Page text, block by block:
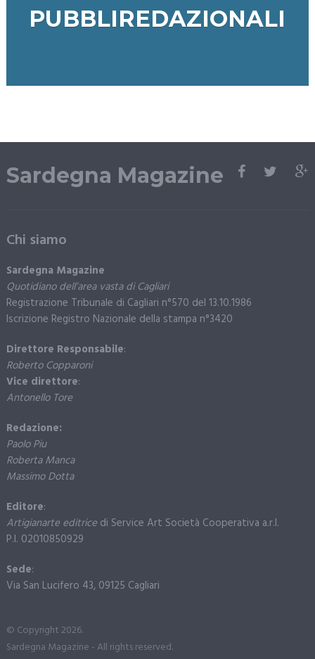
PUBBLIREDAZIONALI
Sardegna Magazine
Chi siamo
Sardegna Magazine
Quotidiano dell’area vasta di Cagliari
Registrazione Tribunale di Cagliari n°570 del 13.10.1986
Iscrizione Registro Nazionale della stampa n°3420
Direttore Responsabile:
Roberto Copparoni
Vice direttore:
Antonello Tore
Redazione:
Paolo Piu
Roberta Manca
Massimo Dotta
Editore:
Artigianarte editricedi Service Art Società Cooperativa a.r.l.
P.I. 02010850929
Sede:
Via San Lucifero 43, 09125 Cagliari
© Copyright 2026.
Sardegna Magazine - All rights reserved.